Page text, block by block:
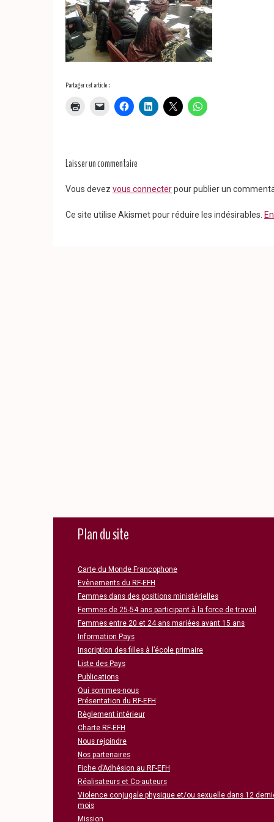
Partager cet article :
Laisser un commentaire
Vous devez vous connecterpour publier un
Ce site utilise Akismet pour réduire les indésirables.
Plan du site
Carte du Monde Francophone
Evènements du RF-EFH
Femmes dans des positions ministérielles
Femmes de 25-54 ans participant à la force de travail
Femmes entre 20 et 24 ans mariées avant 15 ans
Information Pays
Inscription des filles à l’école primaire
Liste des Pays
Publications
Qui sommes-nous
Présentation du RF-EFH
Règlement intérieur
Charte RF-EFH
Nous rejoindre
Nos partenaires
Fiche d’Adhésion au RF-EFH
Réalisateurs et Co-auteurs
Violence conjugale physique et/ou sexuelle dans 12
mois
Mission